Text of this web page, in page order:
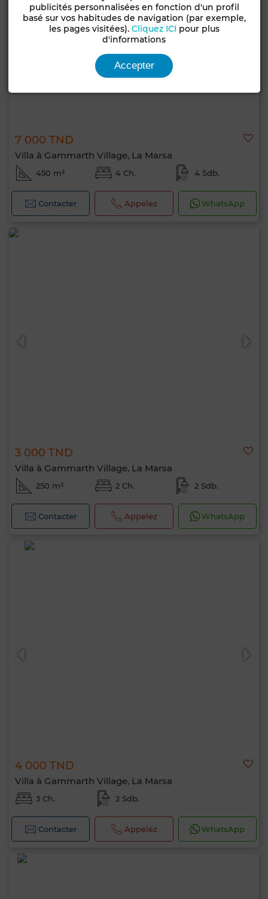
7 000 TND
Villa à Gammarth Village, La Marsa
450 m² 4 Ch. 4 Sdb.
Contacter Appelez WhatsApp
3 000 TND
Villa à Gammarth Village, La Marsa
250 m² 2 Ch. 2 Sdb.
Contacter Appelez WhatsApp
4 000 TND
Villa à Gammarth Village, La Marsa
3 Ch. 2 Sdb.
Contacter Appelez WhatsApp
publicités personnalisées en fonction d'un profil
basé sur vos habitudes de navigation (par exemple,
les pages visitées). Cliquez ICI pour plus
d'informations
Accepter